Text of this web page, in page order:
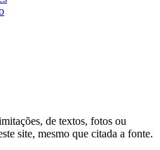
de textos, fotos ou
site, mesmo que citada a fonte.